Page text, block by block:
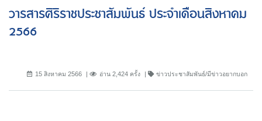
วารสารศิริราชประชาสัมพันธ์ ประจำเดือนสิงหาคม
2566
15 สิงหาคม 2566 อ่าน 2,424 ครั้ง ข่าวประชาสัมพันธ์/มีข่าวอยากบอก